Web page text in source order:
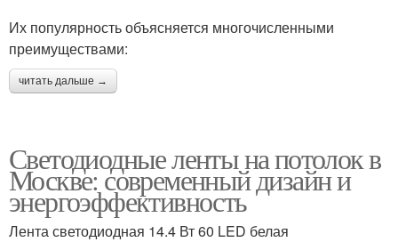
Их популярность объясняется многочисленными
преимуществами:
читать дальше →
Светодиодные ленты на потолок в
Москве: современный дизайн и
энергоэффективность
Лента светодиодная 14.4 Вт 60 LED белая